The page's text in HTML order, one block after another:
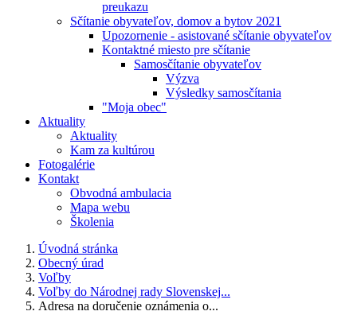
preukazu
Sčítanie obyvateľov, domov a bytov 2021
Upozornenie - asistované sčítanie obyvateľov
Kontaktné miesto pre sčítanie
Samosčítanie obyvateľov
Výzva
Výsledky samosčítania
"Moja obec"
Aktuality
Aktuality
Kam za kultúrou
Fotogalérie
Kontakt
Obvodná ambulacia
Mapa webu
Školenia
Úvodná stránka
Obecný úrad
Voľby
Voľby do Národnej rady Slovenskej...
Adresa na doručenie oznámenia o...